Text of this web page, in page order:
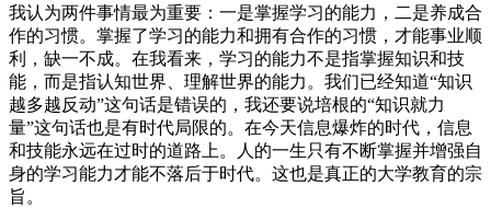
我认为两件事情最为重要：一是掌握学习的能力，二是养成合
作的习惯。掌握了学习的能力和拥有合作的习惯，才能事业顺
利，缺一不成。在我看来，学习的能力不是指掌握知识和技
能，而是指认知世界、理解世界的能力。我们已经知道“知识
越多越反动”这句话是错误的，我还要说培根的“知识就力
量”这句话也是有时代局限的。在今天信息爆炸的时代，信息
和技能永远在过时的道路上。人的一生只有不断掌握并增强自
身的学习能力才能不落后于时代。这也是真正的大学教育的宗
旨。